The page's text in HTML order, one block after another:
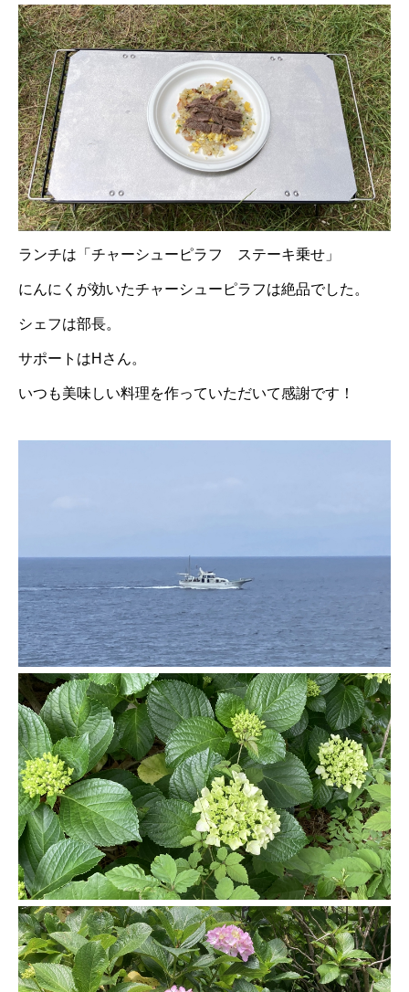
ランチは「チャーシューピラフ ステーキ乗せ」
にんにくが効いたチャーシューピラフは絶品でした。
シェフは部長。
サポートはHさん。
いつも美味しい料理を作っていただいて感謝です！